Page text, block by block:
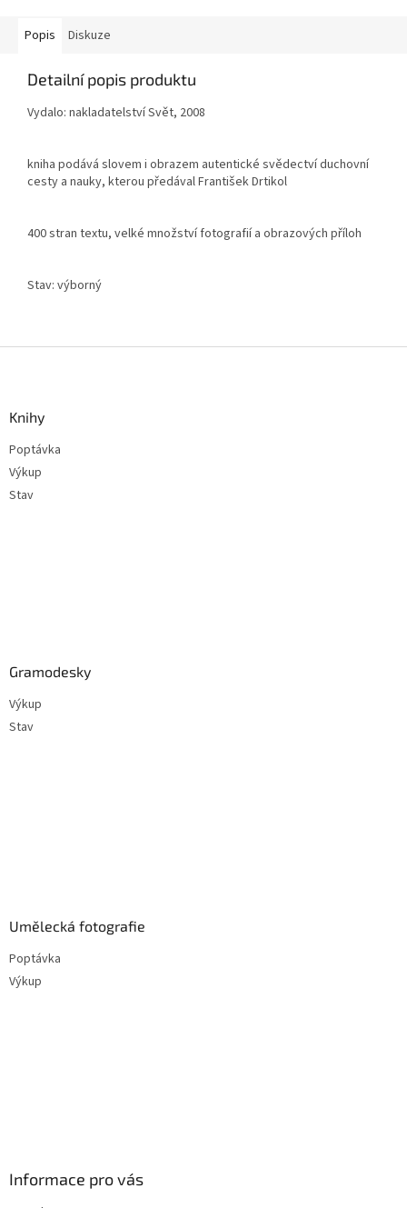
Popis Diskuze
Detailní popis produktu
Vydalo: nakladatelství Svět, 2008
kniha podává slovem i obrazem autentické svědectví duchovní
cesty a nauky, kterou předával František Drtikol
400 stran textu, velké množství fotografií a obrazových příloh
Stav: výborný
Knihy
Poptávka
Výkup
Stav
Gramodesky
Výkup
Stav
Umělecká fotografie
Poptávka
Výkup
Informace pro vás